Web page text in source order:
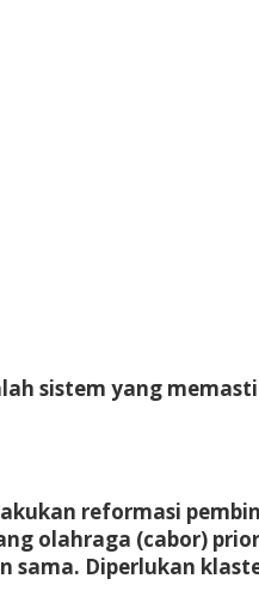
sistem yang
reformasi
olahraga (cabor)
sama. Diperlukan